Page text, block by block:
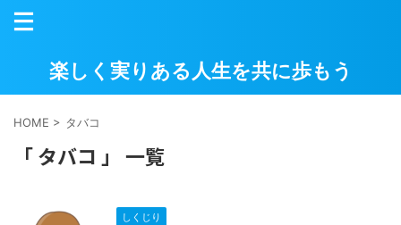
楽しく実りある人生を共に歩もう
HOME > タバコ
「 タバコ 」 一覧
しくじり